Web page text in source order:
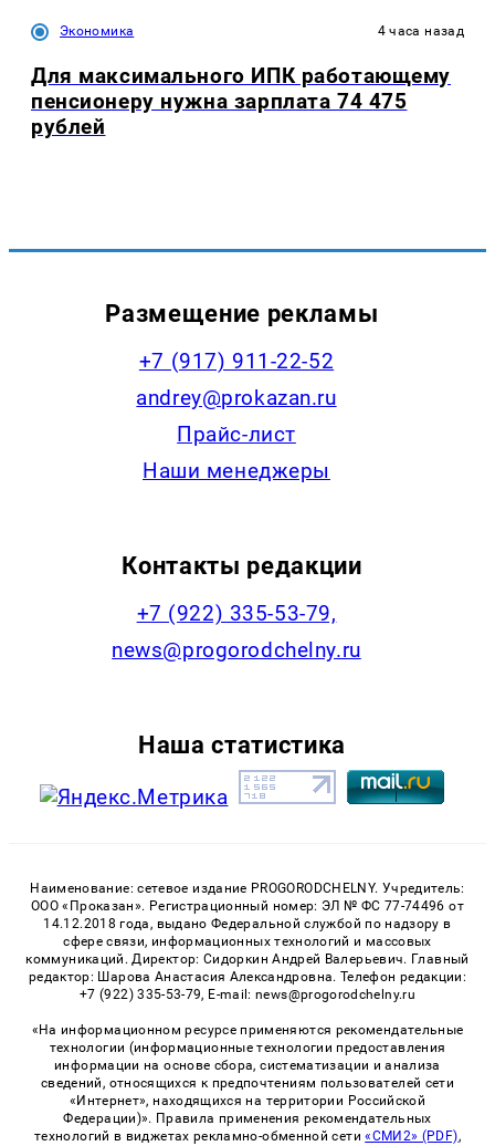
Экономика 4 часа назад
Для максимального ИПК работающему
пенсионеру нужна зарплата 74 475
рублей
Размещение рекламы
+7 (917) 911-22-52
andrey@prokazan.ru
Прайс-лист
Наши менеджеры
Контакты редакции
+7 (922) 335-53-79,
news@progorodchelny.ru
Наша статистика
Наименование: сетевое издание PROGORODCHELNY. Учредитель:
ООО «Проказан». Регистрационный номер: ЭЛ № ФС 77-74496 от
14.12.2018 года, выдано Федеральной службой по надзору в
сфере связи, информационных технологий и массовых
коммуникаций. Директор: Сидоркин Андрей Валерьевич. Главный
редактор: Шарова Анастасия Александровна. Телефон редакции:
+7 (922) 335-53-79, E-mail: news@progorodchelny.ru
«На информационном ресурсе применяются рекомендательные
технологии (информационные технологии предоставления
информации на основе сбора, систематизации и анализа
сведений, относящихся к предпочтениям пользователей сети
«Интернет», находящихся на территории Российской
Федерации)». Правила применения рекомендательных
технологий в виджетах рекламно-обменной сети«СМИ2» (PDF),